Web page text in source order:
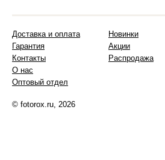
Доставка и оплата
Гарантия
Контакты
О нас
Оптовый отдел
Новинки
Акции
Распродажа
© fotorox.ru, 2026